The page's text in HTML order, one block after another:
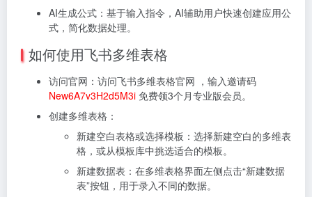
AI生成公式：基于输入指令，AI辅助用户快速创建应用公
式，简化数据处理。
如何使用飞书多维表格
访问官网：访问飞书多维表格官网 ，输入邀请码
New6A7v3H2d5M3i 免费领3个月专业版会员。
创建多维表格：
新建空白表格或选择模板：选择新建空白的多维表
格，或从模板库中挑选适合的模板。
新建数据表：在多维表格界面左侧点击“新建数据
表”按钮，用于录入不同的数据。